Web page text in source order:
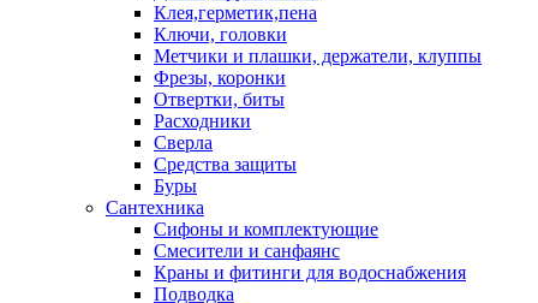
Клея,герметик,пена
Ключи, головки
Метчики и плашки, держатели, клуппы
Фрезы, коронки
Отвертки, биты
Расходники
Сверла
Средства защиты
Буры
Сантехника
Сифоны и комплектующие
Смесители и санфаянс
Краны и фитинги для водоснабжения
Подводка